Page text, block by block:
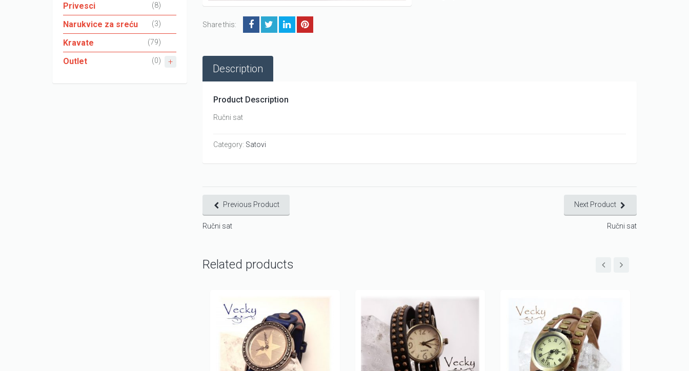
Privesci (8)
Narukvice za sreću (3)
Kravate (79)
Outlet (0)
Share this:
Description
Product Description
Ručni sat
Category: Satovi
Previous Product
Ručni sat
Next Product
Ručni sat
Related products